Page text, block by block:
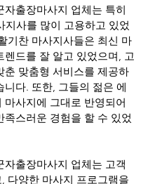
자출장마사지 업체는 특히
지사를 많이 고용하고 있었
기찬 마사지사들은 최신 마
렌드를 잘 알고 있었으며, 고
춘 맞춤형 서비스를 제공하
니다. 또한, 그들의 젊은 에
마사지에 그대로 반영되어
족스러운 경험을 할 수 있었
자출장마사지 업체는 고객
다양한 마사지 프로그램을